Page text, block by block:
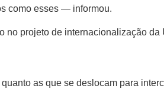
como esses — informou.
no projeto de internacionalização da
as que se deslocam para